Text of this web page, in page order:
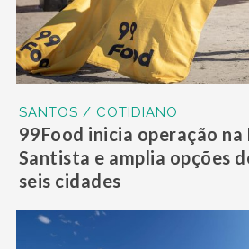
SANTOS / COTIDIANO
99Food inicia operação na
Santista e amplia opções
seis cidades